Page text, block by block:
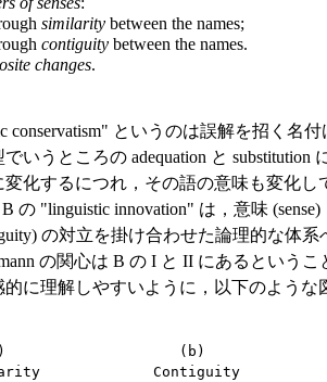
similarity between the names;
contiguity between the names.
changes.
というのは誤解を招く名付
いうところの adequation と
化するにつれ，その語の意味も変化し
の "linguistic innovation" は，意味
の対立を掛け合わせた論理的な体
の関心は B の I と II にあるというこ
に理解しやすいように，以下のような
(b)
Contiguity